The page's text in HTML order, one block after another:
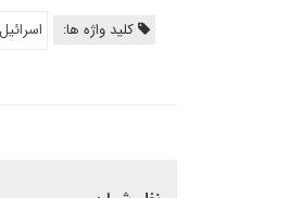
کلید واژه ها: اسرائیل